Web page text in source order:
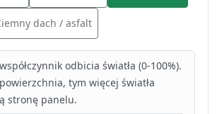
dach / asfalt
odbicia światła (0-100%).
tym więcej światła
stronę panelu.